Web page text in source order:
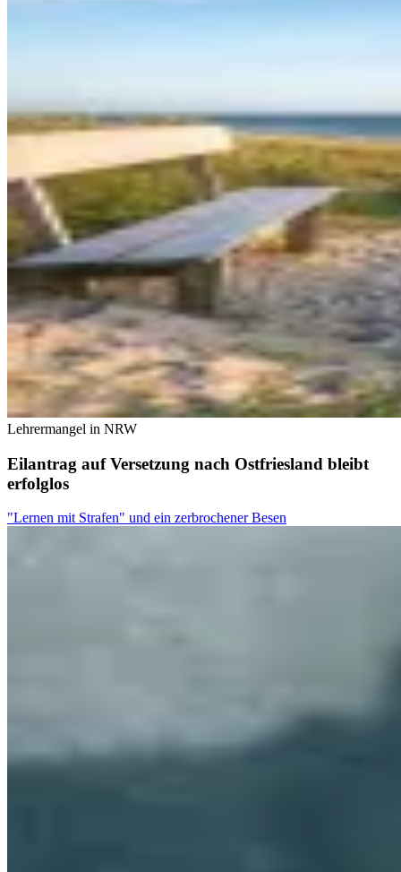
Lehrermangel in NRW
Eilantrag auf Versetzung nach Ostfriesland bleibt
erfolglos
"Lernen mit Strafen" und ein zerbrochener Besen